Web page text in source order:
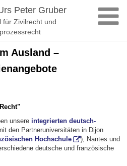
Peter Gruber
für Zivilrecht und
Ausland –
unsere integrierten deutsch-
den Partneruniversitäten in Dijon
Hochschule
), Nantes und
deutsche und französische